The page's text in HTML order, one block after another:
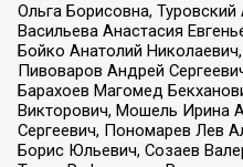
Ольга Борисовна,
Васильева Анастасия
Бойко Анатолий
Пивоваров Андрей
Барахоев Магомед
Викторович, Мошель Ирина
Сергеевич, Пономарев Лев
Борис Юльевич, Созаев